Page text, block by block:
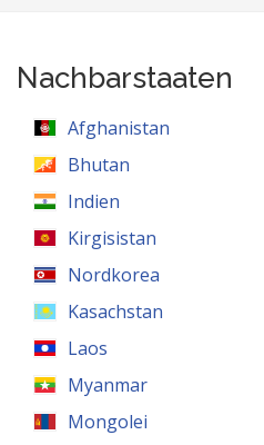
Nachbarstaaten
Afghanistan
Bhutan
Indien
Kirgisistan
Nordkorea
Kasachstan
Laos
Myanmar
Mongolei